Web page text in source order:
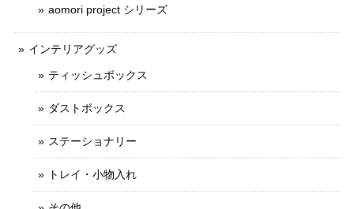
aomori project シリーズ
インテリアグッズ
ティッシュボックス
ダストボックス
ステーショナリー
トレイ・小物入れ